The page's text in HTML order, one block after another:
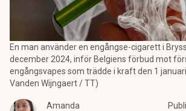
En man använder en engångse-cigarett i
december 2024, inför Belgiens förbud mot
engångsvapes som trädde i kraft den 1
Vanden Wijngaert / TT)
Amanda